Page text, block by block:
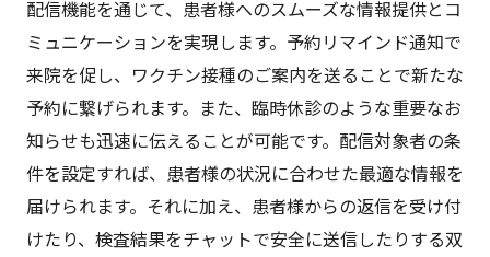
配信機能を通じて、患者様へのスムーズな情報提供とコ
ミュニケーションを実現します。予約リマインド通知で
来院を促し、ワクチン接種のご案内を送ることで新たな
予約に繋げられます。また、臨時休診のような重要なお
知らせも迅速に伝えることが可能です。配信対象者の条
件を設定すれば、患者様の状況に合わせた最適な情報を
届けられます。それに加え、患者様からの返信を受け付
けたり、検査結果をチャットで安全に送信したりする双